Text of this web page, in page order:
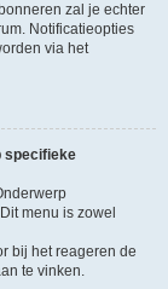
zal je echter
Notificatieopties
via het
specifieke
menu is zowel
bij het reageren de
te vinken.